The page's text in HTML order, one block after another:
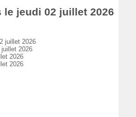
le jeudi 02 juillet 2026
juillet 2026
2026
2026
2026